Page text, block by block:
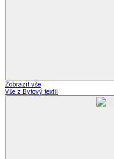
Zobrazit vše
Vše z Bytový textil